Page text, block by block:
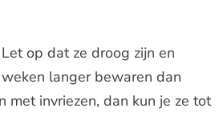
op dat ze droog zijn en
langer bewaren dan
met invriezen, dan kun je ze tot